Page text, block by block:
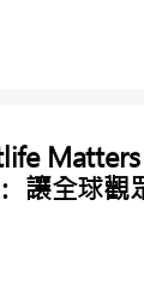
讓全球觀